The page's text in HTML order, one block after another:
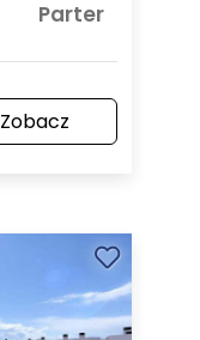
Parter
Zobacz